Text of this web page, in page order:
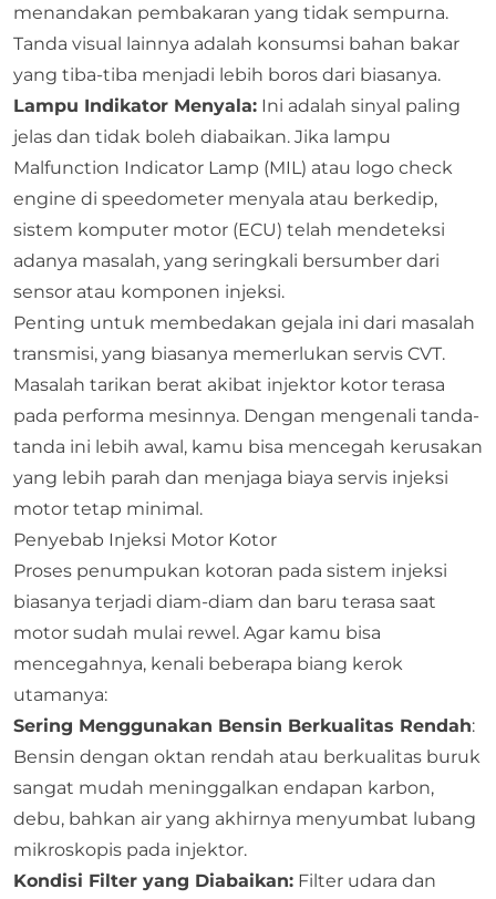
menandakan pembakaran yang tidak sempurna.
Tanda visual lainnya adalah konsumsi bahan bakar
yang tiba-tiba menjadi lebih boros dari biasanya.
Lampu Indikator Menyala: Ini adalah sinyal paling
jelas dan tidak boleh diabaikan. Jika lampu
Malfunction Indicator Lamp (MIL) atau logo check
engine di speedometer menyala atau berkedip,
sistem komputer motor (ECU) telah mendeteksi
adanya masalah, yang seringkali bersumber dari
sensor atau komponen injeksi.
Penting untuk membedakan gejala ini dari masalah
transmisi, yang biasanya memerlukan servis CVT.
Masalah tarikan berat akibat injektor kotor terasa
pada performa mesinnya. Dengan mengenali tanda-
tanda ini lebih awal, kamu bisa mencegah kerusakan
yang lebih parah dan menjaga biaya servis injeksi
motor tetap minimal.
Penyebab Injeksi Motor Kotor
Proses penumpukan kotoran pada sistem injeksi
biasanya terjadi diam-diam dan baru terasa saat
motor sudah mulai rewel. Agar kamu bisa
mencegahnya, kenali beberapa biang kerok
utamanya:
Sering Menggunakan Bensin Berkualitas Rendah:
Bensin dengan oktan rendah atau berkualitas buruk
sangat mudah meninggalkan endapan karbon,
debu, bahkan air yang akhirnya menyumbat lubang
mikroskopis pada injektor.
Kondisi Filter yang Diabaikan: Filter udara dan